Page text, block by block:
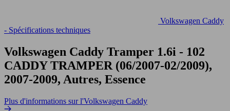
Volkswagen Caddy
- Spécifications techniques
Volkswagen Caddy Tramper 1.6i - 102
CADDY TRAMPER (06/2007-02/2009),
2007-2009, Autres, Essence
Plus d'informations sur l'Volkswagen Caddy